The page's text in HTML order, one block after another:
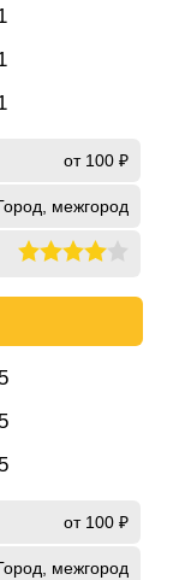
от 100 ₽
межгород
от 100 ₽
межгород